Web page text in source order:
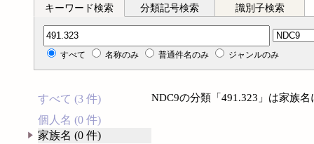
キーワード検索 分類記号検索 識別子検索
分類記号検索
すべて 名称のみ 普通件名のみ ジャンルのみ
すべて (3 件)
個人名 (0 件)
家族名 (0 件)
NDC9の分類「491.323」は家族